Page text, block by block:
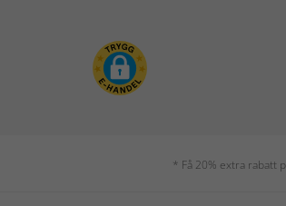
* Få 20% extra rabatt